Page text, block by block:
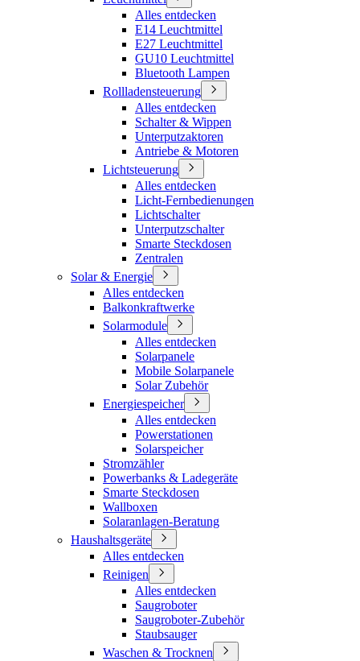
Alles entdecken
E14 Leuchtmittel
E27 Leuchtmittel
GU10 Leuchtmittel
Bluetooth Lampen
Rollladensteuerung
Alles entdecken
Schalter & Wippen
Unterputzaktoren
Antriebe & Motoren
Lichtsteuerung
Alles entdecken
Licht-Fernbedienungen
Lichtschalter
Unterputzschalter
Smarte Steckdosen
Zentralen
Solar & Energie
Alles entdecken
Balkonkraftwerke
Solarmodule
Alles entdecken
Solarpanele
Mobile Solarpanele
Solar Zubehör
Energiespeicher
Alles entdecken
Powerstationen
Solarspeicher
Stromzähler
Powerbanks & Ladegeräte
Smarte Steckdosen
Wallboxen
Solaranlagen-Beratung
Haushaltsgeräte
Alles entdecken
Reinigen
Alles entdecken
Saugroboter
Saugroboter-Zubehör
Staubsauger
Waschen & Trocknen